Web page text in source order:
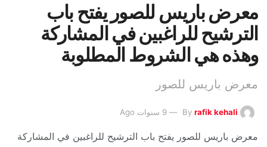
معرض باريس للصور يفتح باب
الترشيح للراغبين في المشاركة
وهذه هي الشروط المطلوبة
معرض باريس للصور
By rafik kehali 9 سنوات Ago
معرض باريس للصور يفتح باب الترشيح للراغبين في المشاركة